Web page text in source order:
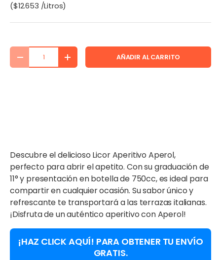
Precio unitario
$12.653 /Litros
Cant.
DISMINUIR CANTIDADAUMENTAR LA CANTIDADAÑADIR AL CARRITO
Descubre el delicioso Licor Aperitivo Aperol,
perfecto para abrir el apetito. Con su graduación de
11° y presentación en botella de 750cc, es ideal para
compartir en cualquier ocasión. Su sabor único y
refrescante te transportará a las terrazas italianas.
¡Disfruta de un auténtico aperitivo con Aperol!
¡HAZ CLICK AQUÍ! PARA OBTENER TU ENVÍO
GRATIS.